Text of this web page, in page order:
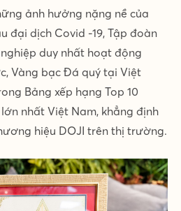
ảnh hưởng nặng nề của
đại dịch Covid -19, Tập đoàn
duy nhất hoạt động
Vàng bạc Đá quý tại Việt
Bảng xếp hạng Top 10
nhất Việt Nam, khẳng định
hiệu DOJI trên thị trường.